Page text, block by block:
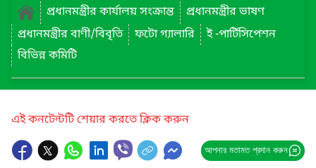
প্রধানমন্ত্রীর কার্যালয় সংক্রান্ত
প্রধানমন্ত্রীর ভাষণ
প্রধানমন্ত্রীর বাণী/বিবৃতি
ফটো গ্যালারি
ই -পার্টিসিপেশন
বিভিন্ন কমিটি
এই কনটেন্টটি শেয়ার করতে ক্লিক করুন
আপনার মতামত প্রদান করুন